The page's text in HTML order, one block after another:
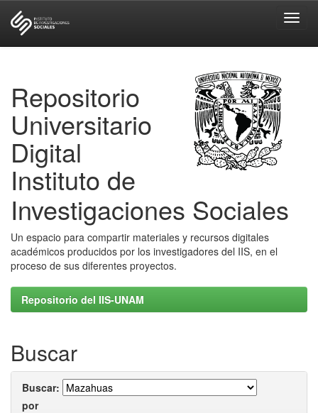
Repositorio
Universitario
Digital
Instituto de
Investigaciones Sociales
Un espacio para compartir materiales y recursos digitales
académicos producidos por los investigadores del IIS, en el
proceso de sus diferentes proyectos.
Repositorio del IIS-UNAM
Buscar
Buscar:
por